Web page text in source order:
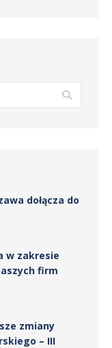
dołącza do
w zakresie
firm
zmiany
– III